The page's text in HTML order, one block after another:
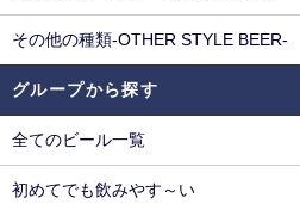
その他の種類-OTHER STYLE BEER-
グループから探す
全てのビール一覧
初めてでも飲みやす～い